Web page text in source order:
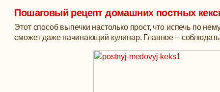
Пошаговый рецепт домашних постных
Этот способ выпечки настолько прост, что испечь по
сможет даже начинающий кулинар. Главное –